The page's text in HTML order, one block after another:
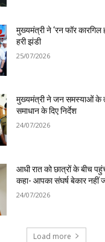
मुख्यमंत्री ने ‘रन फॉर कारगिल
हरी झंडी
25/07/2026
मुख्यमंत्री ने जन समस्याओं के
समाधान के दिए निर्देश
24/07/2026
आधी रात को छात्रों के बीच
कहा- आपका संघर्ष बेकार नहीं
24/07/2026
Load more